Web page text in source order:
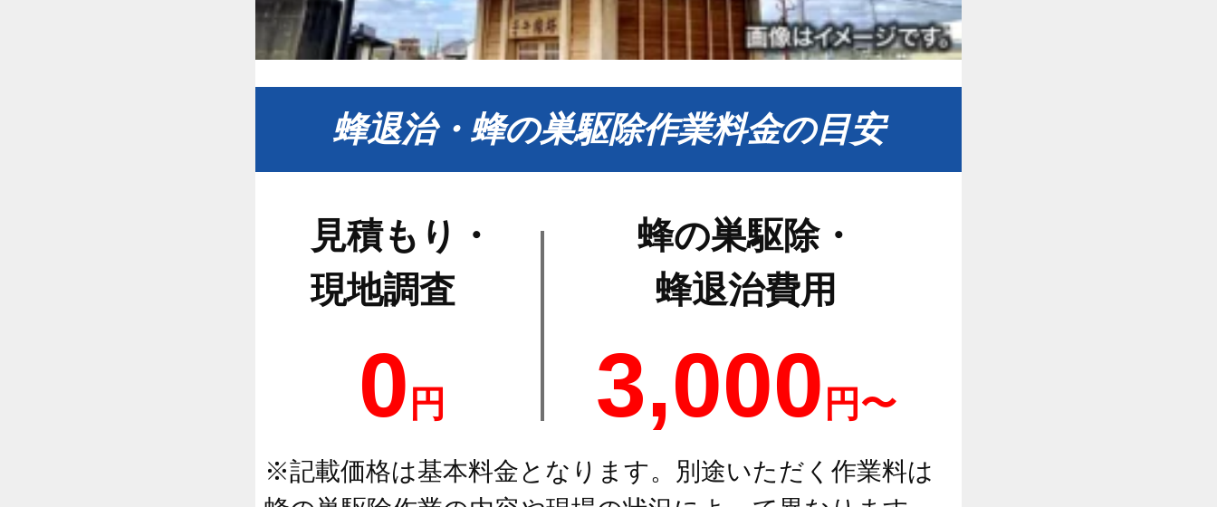
蜂退治・蜂の巣駆除作業料金の目安
見積もり・
現地調査
0 円
蜂の巣駆除・
蜂退治費用
3,000 円〜
※記載価格は基本料金となります。別途いただく作業料は